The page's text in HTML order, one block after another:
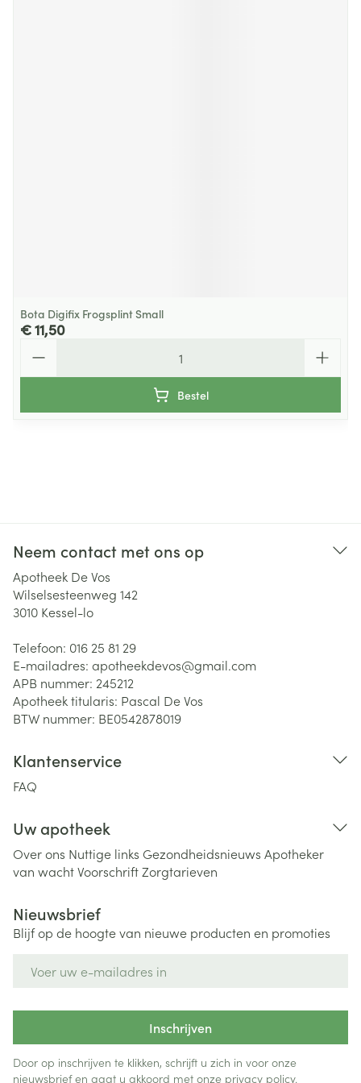
Bota Digifix Frogsplint Small
€ 11,50
Bestel
Neem contact met ons op
Apotheek De Vos
Wilselsesteenweg 142
3010 Kessel-lo
Telefoon: 016 25 81 29
E-mailadres: apotheekdevos@gmail.com
APB nummer: 245212
Apotheek titularis: Pascal De Vos
BTW nummer: BE0542878019
Klantenservice
FAQ
Uw apotheek
Over ons Nuttige links Gezondheidsnieuws Apotheker
van wachtVoorschriftZorgtarieven
Nieuwsbrief
Blijf op de hoogte van nieuwe producten en promoties
Inschrijven
Door op inschrijven te klikken, schrijft u zich in voor onze
nieuwsbrief en gaat u akkoord met onze privacy policy.